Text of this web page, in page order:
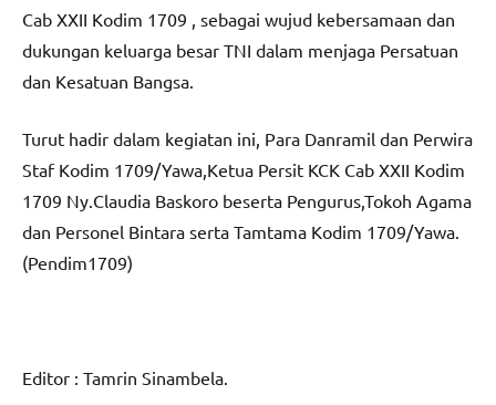
Cab XXII Kodim 1709 , sebagai wujud kebersamaan dan
dukungan keluarga besar TNI dalam menjaga Persatuan
dan Kesatuan Bangsa.
Turut hadir dalam kegiatan ini, Para Danramil dan Perwira
Staf Kodim 1709/Yawa,Ketua Persit KCK Cab XXII Kodim
1709 Ny.Claudia Baskoro beserta Pengurus,Tokoh Agama
dan Personel Bintara serta Tamtama Kodim 1709/Yawa.
(Pendim1709)
Editor : Tamrin Sinambela.